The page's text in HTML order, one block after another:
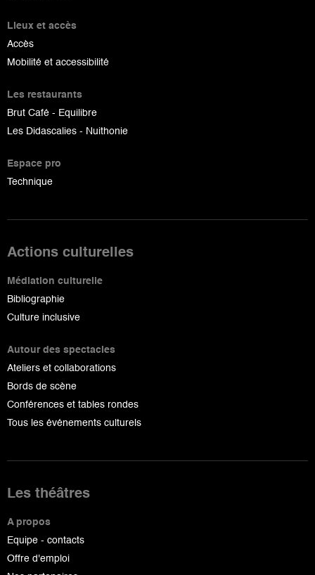
Lieux et accès
Accès
Mobilité et accessibilité
Les restaurants
Brut Café - Equilibre
Les Didascalies - Nuithonie
Espace pro
Technique
Actions culturelles
Médiation culturelle
Bibliographie
Culture inclusive
Autour des spectacles
Ateliers et collaborations
Bords de scène
Conférences et tables rondes
Tous les événements culturels
Les théâtres
A propos
Equipe - contacts
Offre d'emploi